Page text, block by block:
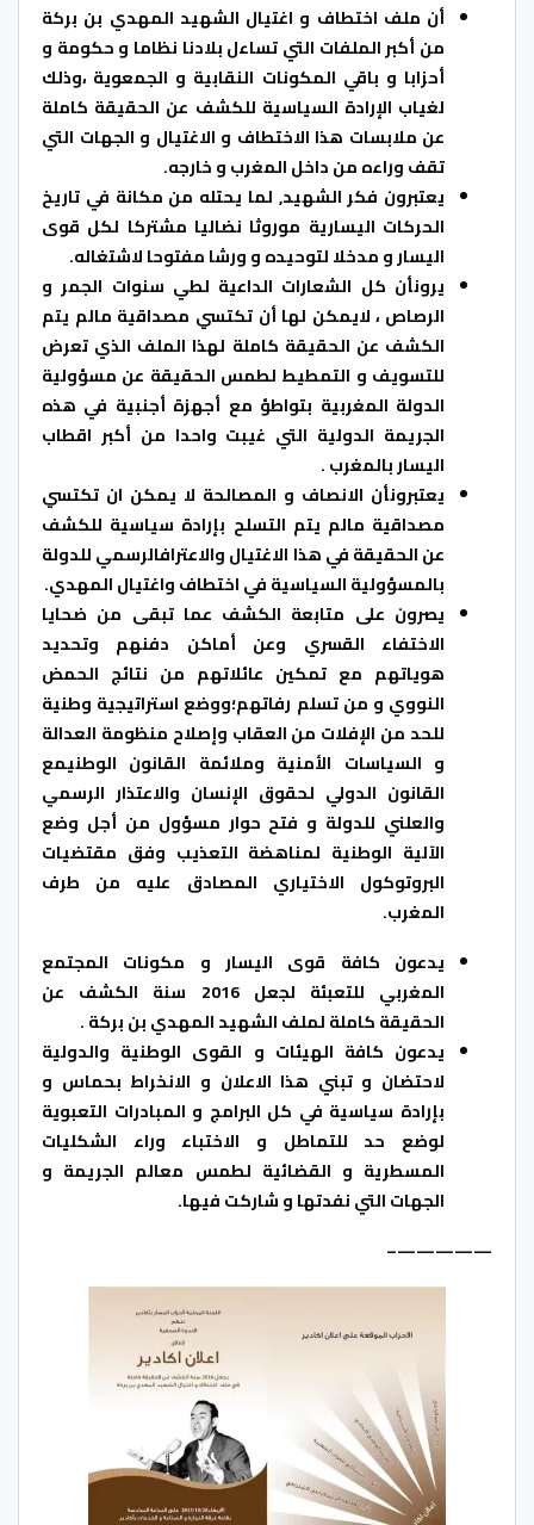
أن ملف اختطاف و اغتيال الشهيد المهدي بن بركة
من أكبر الملفات التي تساءل بلادنا نظاما و حكومة و
أحزابا و باقي المكونات النقابية و الجمعوية ،وذلك
لغياب الإرادة السياسية للكشف عن الحقيقة كاملة
عن ملابسات هذا الاختطاف و الاغتيال و الجهات التي
تقف وراءه من داخل المغرب و خارجه.
يعتبرون فكر الشهيد, لما يحتله من مكانة في تاريخ
الحركات اليسارية موروثا نضاليا مشتركا لكل قوى
اليسار و مدخلا لتوحيده و ورشا مفتوحا لاشتغاله.
يرونأن كل الشعارات الداعية لطي سنوات الجمر و
الرصاص ، لايمكن لها أن تكتسي مصداقية مالم يتم
الكشف عن الحقيقة كاملة لهذا الملف الذي تعرض
للتسويف و التمطيط لطمس الحقيقة عن مسؤولية
الدولة المغربية بتواطؤ مع أجهزة أجنبية في هذه
الجريمة الدولية التي غيبت واحدا من أكبر اقطاب
اليسار بالمغرب .
يعتبرونأن الانصاف و المصالحة لا يمكن ان تكتسي
مصداقية مالم يتم التسلح بإرادة سياسية للكشف
عن الحقيقة في هذا الاغتيال والاعترافالرسمي للدولة
بالمسؤولية السياسية في اختطاف واغتيال المهدي.
يصرون على متابعة الكشف عما تبقى من ضحايا
الاختفاء القسري وعن أماكن دفنهم وتحديد
هوياتهم مع تمكين عائلاتهم من نتائج الحمض
النووي و من تسلم رفاتهم؛ووضع استراتيجية وطنية
للحد من الإفلات من العقاب وإصلاح منظومة العدالة
و السياسات الأمنية وملائمة القانون الوطنيمع
القانون الدولي لحقوق الإنسان والاعتذار الرسمي
والعلني للدولة و فتح حوار مسؤول من أجل وضع
الآلية الوطنية لمناهضة التعذيب وفق مقتضيات
البروتوكول الاختياري المصادق عليه من طرف
المغرب.
يدعون كافة قوى اليسار و مكونات المجتمع
المغربي للتعبئة لجعل 2016 سنة الكشف عن
الحقيقة كاملة لملف الشهيد المهدي بن بركة .
يدعون كافة الهيئات و القوى الوطنية والدولية
لاحتضان و تبني هذا الاعلان و الانخراط بحماس و
بإرادة سياسية في كل البرامج و المبادرات التعبوية
لوضع حد للتماطل و الاختباء وراء الشكليات
المسطرية و القضائية لطمس معالم الجريمة و
الجهات التي نفدتها و شاركت فيها.
—————–